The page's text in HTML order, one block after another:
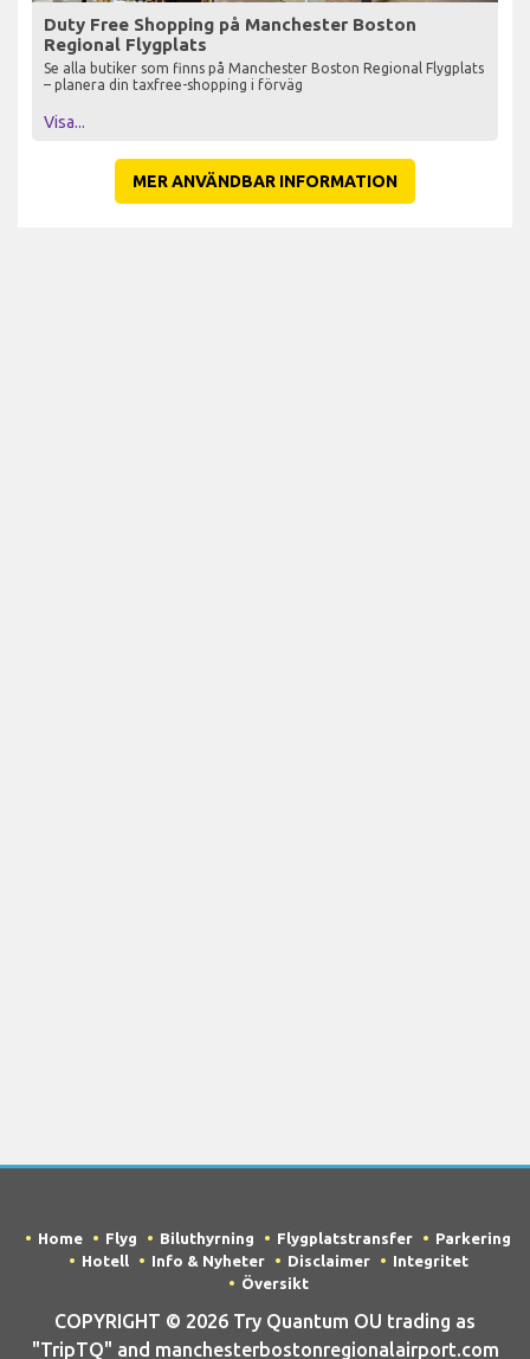
Duty Free Shopping på Manchester Boston
Regional Flygplats
Se alla butiker som finns på Manchester Boston Regional Flygplats
– planera din taxfree-shopping i förväg
Visa...
MER ANVÄNDBAR INFORMATION
Home Flyg Biluthyrning Flygplatstransfer
Parkering
Hotell
Info & Nyheter Disclaimer
Integritet
Översikt
COPYRIGHT © 2026 Try Quantum OU trading as
"TripTQ" and manchesterbostonregionalairport.com